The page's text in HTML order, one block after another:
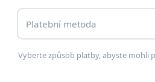
Platební metoda
Vyberte způsob platby, abyste mohli